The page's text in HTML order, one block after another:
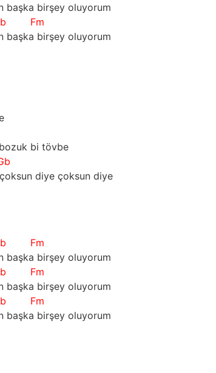
başka birşey oluyorum
Fm
başka birşey oluyorum
bozuk bi tövbe
diye çoksun diye
Fm
başka birşey oluyorum
Fm
başka birşey oluyorum
Fm
başka birşey oluyorum